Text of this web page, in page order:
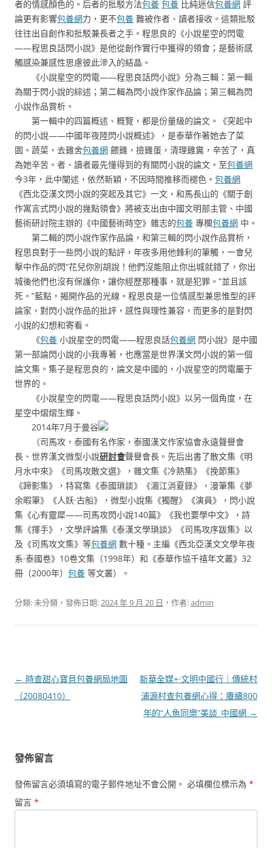
者的情感顏色的。后者的批駁方法包養 包養 比純迷信包養網 評
論更有影響包養網力，更不包養 難被作者、讀者接收。這類批駁
往往出自創作和批駁兼長者之手。程思良的《小說星空的閃電
——程思良話閃小說》是他從創作實行中獲得的領會；是藝術感
觸感染兼感性思慮彼此滲入的結晶。
《小說星空的閃電——程思良話閃小說》分為三輯：第一輯
為關于閃小說的綜述；第二輯為閃小說作家作品論；第三輯為閃
小說作品賞析。
第一輯中的四篇概述、概覽，都是份量級的論文。《突起中
的閃小說——中國年夜陸閃小說概述》，是泰華作著她去了菜
園。蔬菜，去雞舍包養網 餵雞，撿雞蛋，清理雞糞，辛苦了，真
為她辛苦。者、讀者最先懂得到的有關閃小說的論文。至包養網
今3年，此中闡述，依然新穎，不因時間推移而褪色。 包養網
《西北亞漢文閃小說的突起及其它》一文，和馬長山的《關于創
作寓言式閃小說的幾點領會》將被支出由中國文明部主管、中國
藝術研討院主辦的《中國藝術時空》雜志的包養 專欄包養網 中。
第二輯的閃小說作家作品論，和第三輯的閃小說作品賞析，
程思良對于一些閃小說的點評，年夜多用他鋒利的筆觸，一會兒
擊中作品的閃“花兒你別胡說！他們沒能阻止你出城就錯了，你出
城後他們也沒有保護你，讓你經歷那種事，就是犯罪。”並且該
死。”藍點，揭開作品的光線。程思良是一位情感型兼思惟型的評
論家，對閃小說作品的批評，感性與理性兼容，而更多的是對閃
小說的幻想和寄看。
《包養 小說星空的閃電——程思良話包養網 閃小說》是中國
第一部論閃小說的小我專著，也應當是世界漢文閃小說的第一個
論文集。集子是程思良的，論文是中國的，小說星空的閃電屬于
世界的。
《小說星空的閃電——程思良話閃小說》以另一個角度，在
星空中熠熠生輝。
2014年7月于曼谷
（司馬攻，泰國有名作家，泰國漢文作家協會永遠聲譽會
長、世界漢文微型小說研討會聲譽會長。先后出書了散文集《明
月水中來》《司馬攻散文選》，雜文集《冷熱集》《挽節集》
《蹄影集》，特寫集《泰國瑣談》《湄江消夏錄》，漫筆集《夢
余暇筆》《人妖·古船》，微型小說集《獨醒》《演員》，閃小說
集《心有靈犀——司馬攻閃小說140篇》《我也要學中文》，詩
集《揮手》，文學評論集《泰漢文學瑣談》《司馬攻序跋集》以
及《司馬攻文集》等包養網 數十種。主編《西北亞漢文文學年夜
系·泰國卷》10卷文集（1998年）和《泰華作協千禧年文叢》32
冊（2000年） 包養 等文叢）。
分類: 未分類，發佈日期:2024 年 9 月 20 日 ，作者:admin
文
章
← 時查甜心寶貝包養網局地圖
（20080410）
新華全媒+·文明中國行｜傳統村
浦源村查包養網心得：賡續800
年的“人魚同樂”美談_中國網 →
發佈留言
發佈留言必須填寫的電子郵件地址不會公開。 必填欄位標示為 *
留言 *